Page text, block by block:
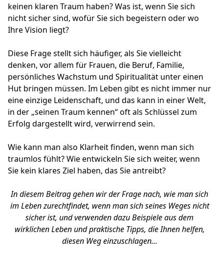
keinen klaren Traum haben? Was ist, wenn Sie sich
nicht sicher sind, wofür Sie sich begeistern oder wo
Ihre Vision liegt?
Diese Frage stellt sich häufiger, als Sie vielleicht
denken, vor allem für Frauen, die Beruf, Familie,
persönliches Wachstum und Spiritualität unter einen
Hut bringen müssen. Im Leben gibt es nicht immer nur
eine einzige Leidenschaft, und das kann in einer Welt,
in der „seinen Traum kennen“ oft als Schlüssel zum
Erfolg dargestellt wird, verwirrend sein.
Wie kann man also Klarheit finden, wenn man sich
traumlos fühlt? Wie entwickeln Sie sich weiter, wenn
Sie kein klares Ziel haben, das Sie antreibt?
In diesem Beitrag gehen wir der Frage nach, wie man sich
im Leben zurechtfindet, wenn man sich seines Weges nicht
sicher ist, und verwenden dazu Beispiele aus dem
wirklichen Leben und praktische Tipps, die Ihnen helfen,
diesen Weg einzuschlagen...